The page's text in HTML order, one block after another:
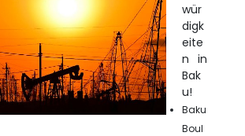
wür
digk
eite
n in
Bak
u!
Baku
Boul